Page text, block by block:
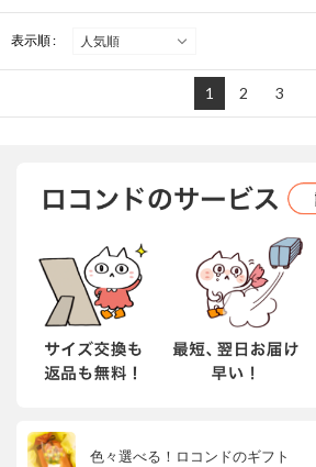
表示順 :
1 2 3
色々選べる！ロコンドのギフト